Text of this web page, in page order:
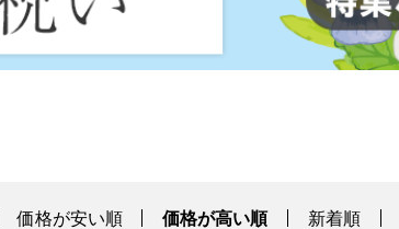
価格が安い順 価格が高い順 新着順